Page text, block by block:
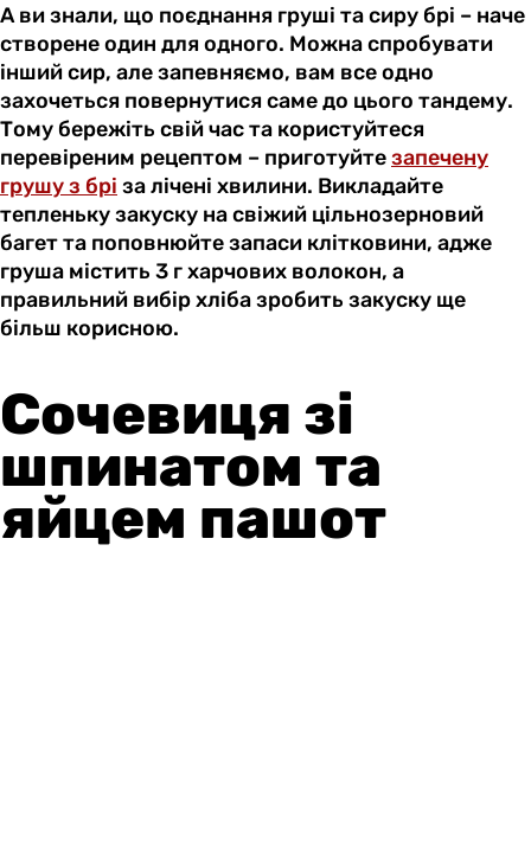
А ви знали, що поєднання груші та сиру брі – наче
створене один для одного. Можна спробувати
інший сир, але запевняємо, вам все одно
захочеться повернутися саме до цього тандему.
Тому бережіть свій час та користуйтеся
перевіреним рецептом – приготуйтезапечену
грушу з брі за лічені хвилини. Викладайте
тепленьку закуску на свіжий цільнозерновий
багет та поповнюйте запаси клітковини, адже
груша містить 3 г харчових волокон, а
правильний вибір хліба зробить закуску ще
більш корисною.
Сочевиця зі
шпинатом та
яйцем пашот